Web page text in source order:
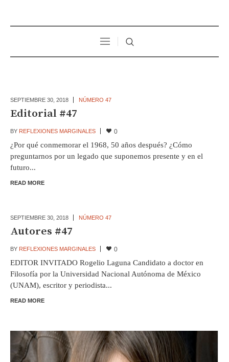
SEPTIEMBRE 30, 2018 NÚMERO 47
Editorial #47
BY REFLEXIONES MARGINALES 0
¿Por qué conmemorar el 1968, 50 años después? ¿Cómo
preguntarnos por un legado que suponemos presente y en el
futuro...
READ MORE
SEPTIEMBRE 30, 2018 NÚMERO 47
Autores #47
BY REFLEXIONES MARGINALES 0
EDITOR INVITADO Rogelio Laguna Candidato a doctor en
Filosofía por la Universidad Nacional Autónoma de México
(UNAM), escritor y periodista...
READ MORE